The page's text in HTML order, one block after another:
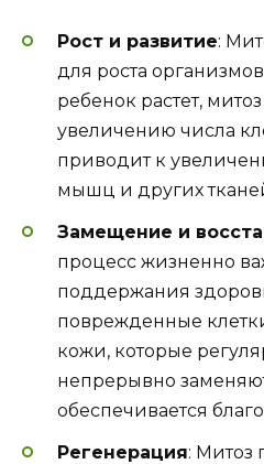
Рост и развитие:
для роста
ребенок растет,
увеличению числа
приводит к
мышц и других
Замещение и
процесс жизненно
поддержания
поврежденные
кожи, которые
непрерывно
обеспечивается
Регенерация: Митоз